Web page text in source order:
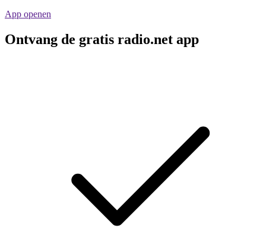
App openen
Ontvang de gratis radio.net app